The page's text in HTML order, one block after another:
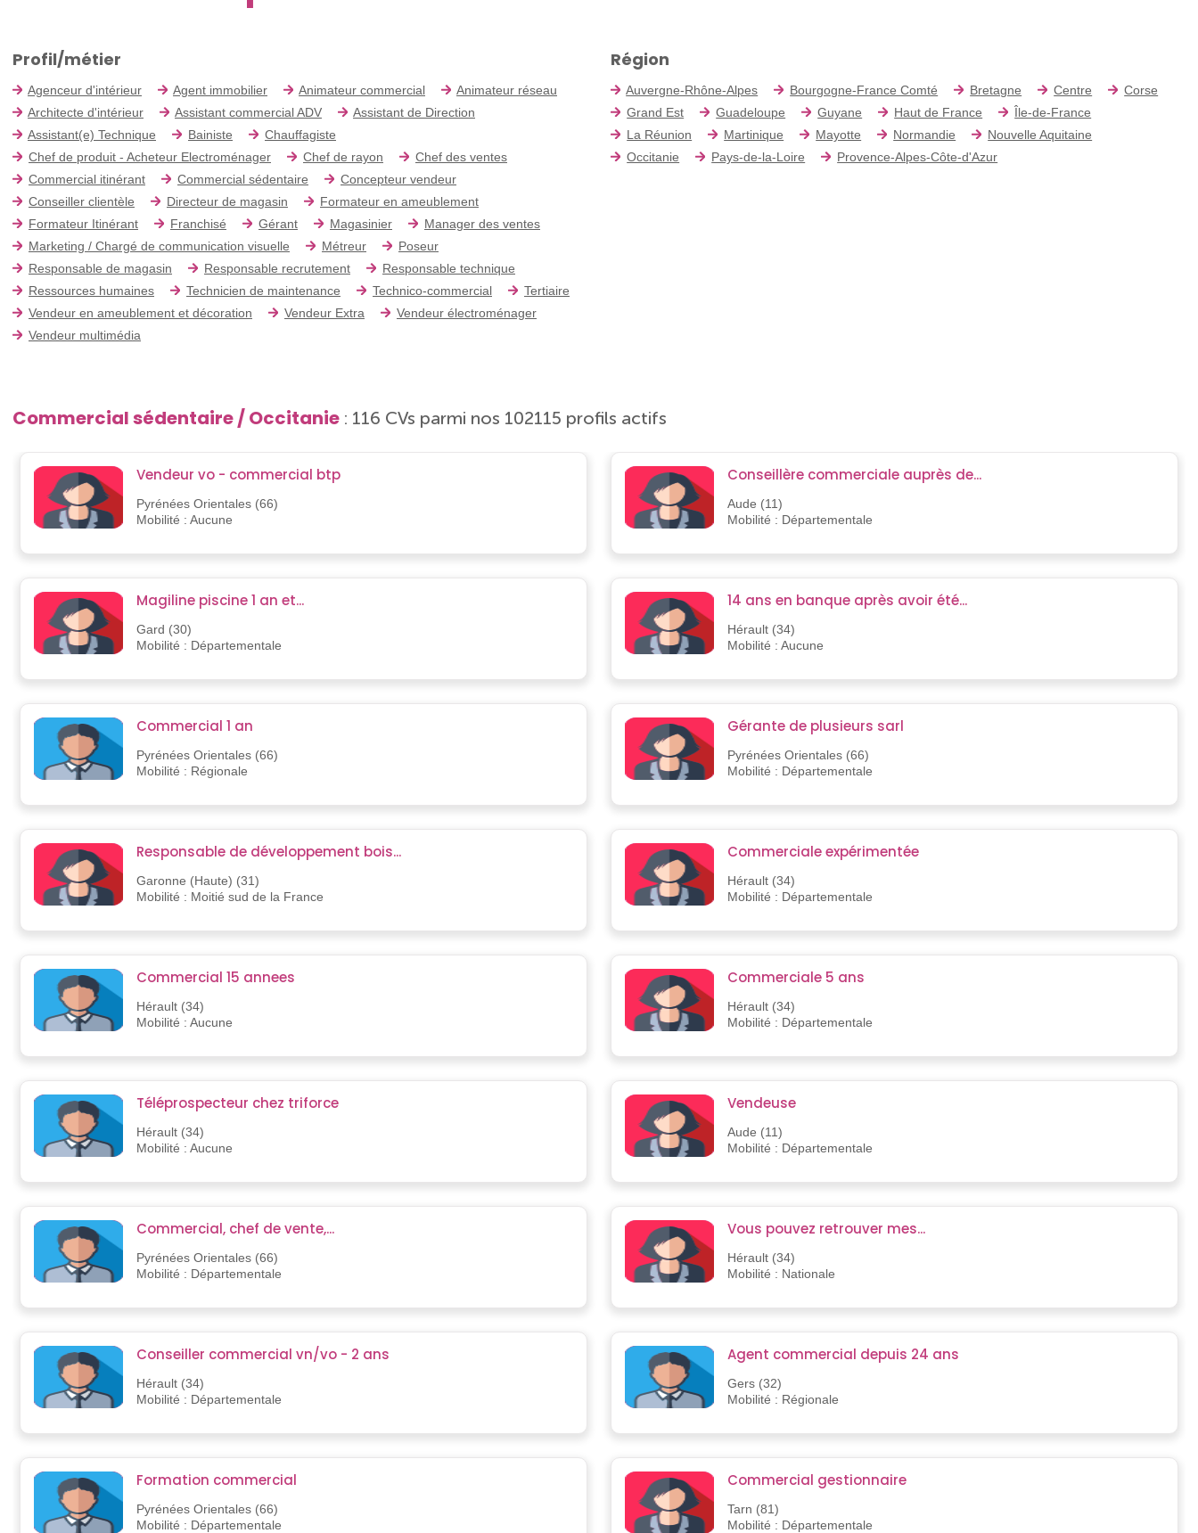
Profil/métier
Agenceur d'intérieur Agent immobilier Animateur commercial
Animateur réseau
Architecte d'intérieur
Assistant commercial ADV
Assistant de Direction
Assistant(e) Technique
Bainiste
Chauffagiste
Chef de produit - Acheteur Electroménager
Chef de rayon
Chef des ventes
Commercial itinérant
Commercial sédentaire
Concepteur vendeur
Conseiller clientèle
Directeur de magasin
Formateur en ameublement
Formateur Itinérant
Franchisé Gérant Magasinier
Manager des ventes
Marketing / Chargé de communication visuelle
Métreur
Poseur
Responsable de magasin
Responsable recrutement
Responsable technique
Ressources humaines
Technicien de maintenance Technico-commercial
Tertiaire
Vendeur en ameublement et décoration
Vendeur Extra
Vendeur électroménager
Vendeur multimédia
Région
Auvergne-Rhône-Alpes Bourgogne-France Comté Bretagne Centre
Corse
Grand Est
Guadeloupe Guyane Haut de France
Île-de-France
La Réunion
Martinique Mayotte Normandie
Nouvelle Aquitaine
Occitanie
Pays-de-la-Loire Provence-Alpes-Côte-d'Azur
Commercial sédentaire / Occitanie : 116 CVs parmi nos 102115 profils actifs
Vendeur vo - commercial btp
Pyrénées Orientales (66)
Mobilité : Aucune
Conseillère commerciale auprès de...
Aude (11)
Mobilité : Départementale
Magiline piscine 1 an et...
Gard (30)
Mobilité : Départementale
14 ans en banque après avoir été...
Hérault (34)
Mobilité : Aucune
Commercial 1 an
Pyrénées Orientales (66)
Mobilité : Régionale
Gérante de plusieurs sarl
Pyrénées Orientales (66)
Mobilité : Départementale
Responsable de développement bois...
Garonne (Haute) (31)
Mobilité : Moitié sud de la France
Commerciale expérimentée
Hérault (34)
Mobilité : Départementale
Commercial 15 annees
Hérault (34)
Mobilité : Aucune
Commerciale 5 ans
Hérault (34)
Mobilité : Départementale
Téléprospecteur chez triforce
Hérault (34)
Mobilité : Aucune
Vendeuse
Aude (11)
Mobilité : Départementale
Commercial, chef de vente,...
Pyrénées Orientales (66)
Mobilité : Départementale
Vous pouvez retrouver mes...
Hérault (34)
Mobilité : Nationale
Conseiller commercial vn/vo - 2 ans
Hérault (34)
Mobilité : Départementale
Agent commercial depuis 24 ans
Gers (32)
Mobilité : Régionale
Formation commercial
Pyrénées Orientales (66)
Mobilité : Départementale
Commercial gestionnaire
Tarn (81)
Mobilité : Départementale